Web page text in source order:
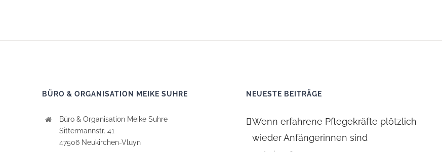
BÜRO & ORGANISATION MEIKE SUHRE
Büro & Organisation Meike Suhre
Sittermannstr. 41
47506 Neukirchen-Vluyn
NEUESTE BEITRÄGE
Wenn erfahrene Pflegekräfte plötzlich
wieder Anfängerinnen sind